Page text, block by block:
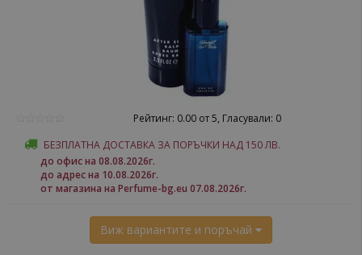
Рейтинг: 0.00 от 5, Гласували: 0
БЕЗПЛАТНА ДОСТАВКА ЗА ПОРЪЧКИ НАД 150 ЛВ.
до офис на 08.08.2026г.
до адрес на 10.08.2026г.
от магазина на Perfume-bg.eu 07.08.2026г.
Виж вариантите и поръчай